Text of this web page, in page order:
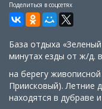
Поделиться в соцсетях
База отдыха
минутах езды от ж/д.
на берегу
Приисковый). Летние
находятся в дубраве